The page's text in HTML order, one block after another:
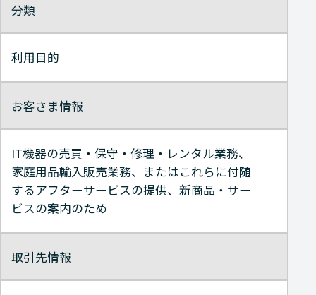
分類
利用目的
お客さま情報
IT機器の売買・保守・修理・レンタル業務、
家庭用品輸入販売業務、またはこれらに付随
するアフターサービスの提供、新商品・サー
ビスの案内のため
取引先情報